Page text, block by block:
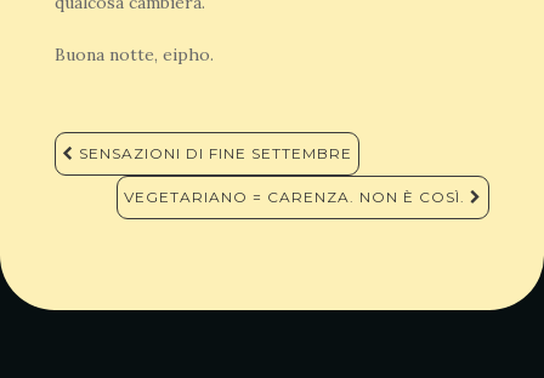
Buona notte, eipho.
Navigazione
articoli
SENSAZIONI DI FINE SETTEMBRE
VEGETARIANO = CARENZA. NON È COSÌ.